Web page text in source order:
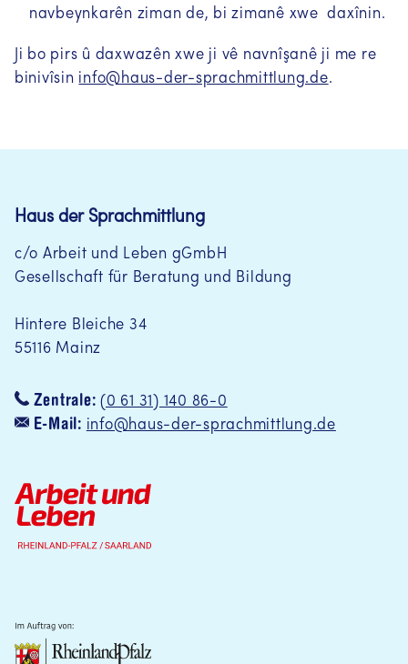
navbeynkarên ziman de, bi zimanê xwe daxînin.
Ji bo pirs û daxwazên xwe ji vê navnîşanê ji me re
binivîsin info@haus-der-sprachmittlung.de.
Haus der Sprachmittlung
c/o Arbeit und Leben gGmbH
Gesellschaft für Beratung und Bildung
Hintere Bleiche 34
55116 Mainz
Zentrale: (0 61 31) 140 86-0
E-Mail: info@haus-der-sprachmittlung.de